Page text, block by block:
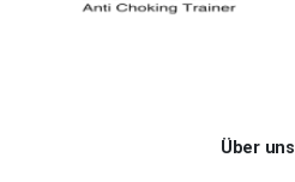
Über uns